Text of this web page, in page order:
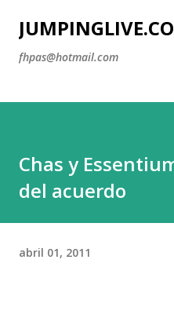
Ir al
fhpas@hotmail.com
Chas y
del acuerdo
abril 01, 2011